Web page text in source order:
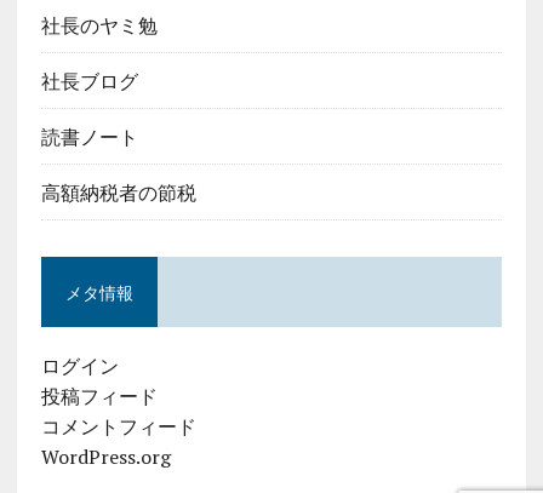
社長のヤミ勉
社長ブログ
読書ノート
高額納税者の節税
メタ情報
ログイン
投稿フィード
コメントフィード
WordPress.org